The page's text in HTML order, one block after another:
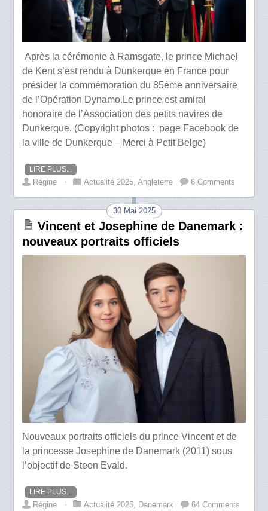
Après la cérémonie à Ramsgate, le prince Michael
de Kent s’est rendu à Dunkerque en France pour
présider la commémoration du 85ème anniversaire
de l’Opération Dynamo.Le prince est amiral
honoraire de l’Association des petits navires de
Dunkerque. (Copyright photos : page Facebook de
la ville de Dunkerque – Merci à Petit Belge)
LIRE PLUS...
Régine ⋅ Actualité 2025,Angleterre 6 Comments
30 Mai 2025
Vincent et Josephine de Danemark :
nouveaux portraits officiels
Nouveaux portraits officiels du prince Vincent et de
la princesse Josephine de Danemark (2011) sous
l’objectif de Steen Evald.
LIRE PLUS...
Régine ⋅ Actualité 2025 Danemark 64 Comments